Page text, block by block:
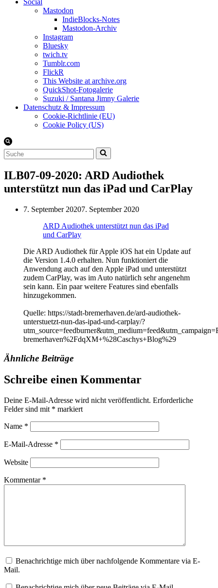
Social
Mastodon
IndieBlocks-Notes
Mastodon-Archiv
Instagram
Bluesky
twich.tv
Tumblr.com
FlickR
This Website at archive.org
QuickShot-Fotogalerie
Suzuki / Santana Jimny Galerie
Datenschutz & Impressum
Cookie-Richtlinie (EU)
Cookie Policy (US)
Suchen
nach …
ILB07-09-2020: ARD Audiothek
unterstützt nun das iPad und CarPlay
7. September 20207. September 2020
ARD Audiothek unterstützt nun das iPad
und CarPlay
Die ARD Audiothek für Apple iOS hat ein Update auf
die Version 1.4.0 erhalten. Nun funktioniert die
Anwendung auch auf den Apple iPad und unterstützt
zudem CarPlay, was im Auto natürlich sehr angenehm
sein kann. Ein paar weitere Features sind ebenfalls
hinzugekommen.
Quelle: https://stadt-bremerhaven.de/ard-audiothek-
unterstuetzt-nun-das-ipad-und-carplay/?
bremerhaven%2FdqXM+%28Caschys+Blog%29
Ähnliche Beiträge
Schreibe einen Kommentar
Deine E-Mail-Adresse wird nicht veröffentlicht. Erforderliche
Felder sind mit * markiert
Name *
E-Mail-Adresse *
Website
Kommentar *
Benachrichtige mich über nachfolgende Kommentare via E-
Mail.